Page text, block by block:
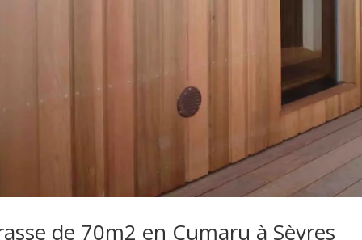
de 70m2 en Cumaru à Sèvres